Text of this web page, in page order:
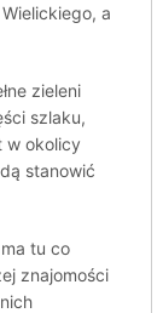
a
zieleni
szlaku,
w okolicy
stanowić
tu co
znajomości